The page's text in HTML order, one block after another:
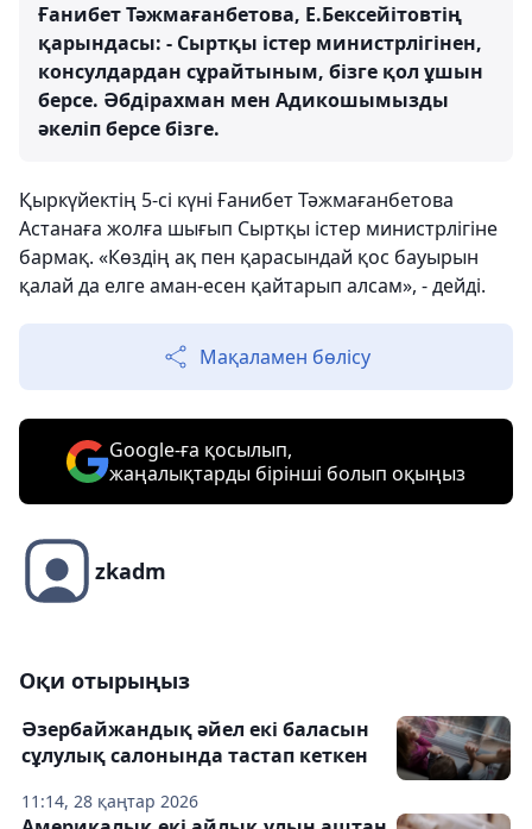
Ғанибет Тәжмағанбетова, Е.Бексейітовтің
қарындасы: - Сыртқы істер министрлігінен,
консулдардан сұрайтыным, бізге қол ұшын
берсе. Әбдірахман мен Адикошымызды
әкеліп берсе бізге.
Қыркүйектің 5-сі күні Ғанибет Тәжмағанбетова
Астанаға жолға шығып Сыртқы істер министрлігіне
бармақ. «Көздің ақ пен қарасындай қос бауырын
қалай да елге аман-есен қайтарып алсам», - дейді.
Мақаламен бөлісу
Google-ға қосылып,
жаңалықтарды бірінші болып оқыңыз
zkadm
Оқи отырыңыз
11:14, 28 қаңтар 2026
Әзербайжандық әйел екі баласын
сұлулық салонында тастап кеткен